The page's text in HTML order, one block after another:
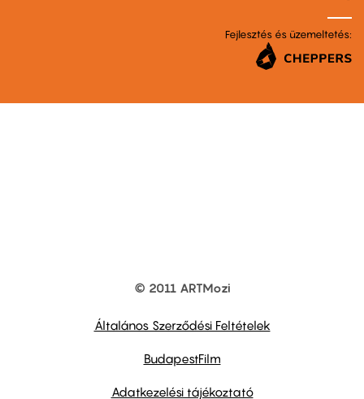
Fejlesztés és üzemeltetés:
© 2011 ARTMozi
Általános Szerződési Feltételek
BudapestFilm
Adatkezelési tájékoztató